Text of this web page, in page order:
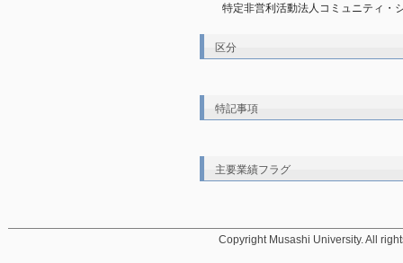
特定非営利活動法人コミュニティ・
区分
特記事項
主要業績フラグ